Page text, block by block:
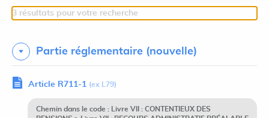
3 résultats pour votre recherche
Partie réglementaire (nouvelle)
Article R711-1 (ex L79)
Chemin dans le code : Livre VII : CONTENTIEUX DES